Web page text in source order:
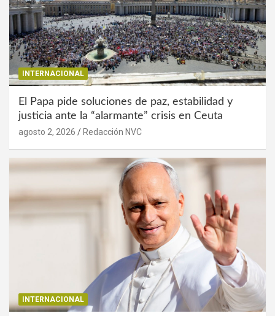
INTERNACIONAL
El Papa pide soluciones de paz, estabilidad y
justicia ante la “alarmante” crisis en Ceuta
agosto 2, 2026 Redacción NVC
INTERNACIONAL